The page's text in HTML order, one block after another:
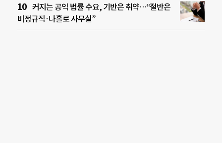
커지는 공익 법률 수요, 기반은 취약…“절반은
비정규직·나홀로 사무실”